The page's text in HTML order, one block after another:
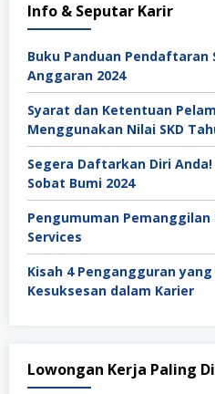
Info & Seputar Karir
Buku Panduan Pendaftaran
Anggaran 2024
Syarat dan Ketentuan
Menggunakan Nilai SKD
Segera Daftarkan Diri
Sobat Bumi 2024
Pengumuman Pemanggilan
Services
Kisah 4 Pengangguran
Kesuksesan dalam Karier
Lowongan Kerja Paling